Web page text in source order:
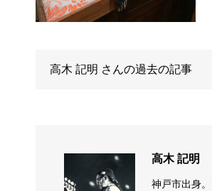
高木 記明 さんの過去の記事
高木 記明
神戸市出身